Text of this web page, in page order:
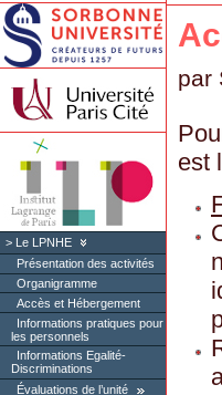
Le LPNHE
Présentation des activités
Organigramme
Accès et Hébergement
Informations pratiques pour
les personnels
Informations Egalité-
Discriminations
Évaluations de l’unité
par
est